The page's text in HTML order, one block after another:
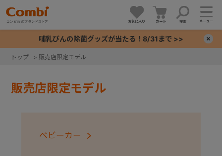
お気に入り カート 検索 メニュー
哺乳びんの除菌グッズが当たる！8/31まで >>
販売店限定モデル
ベビーカー
トップ > 販売店限定モデル